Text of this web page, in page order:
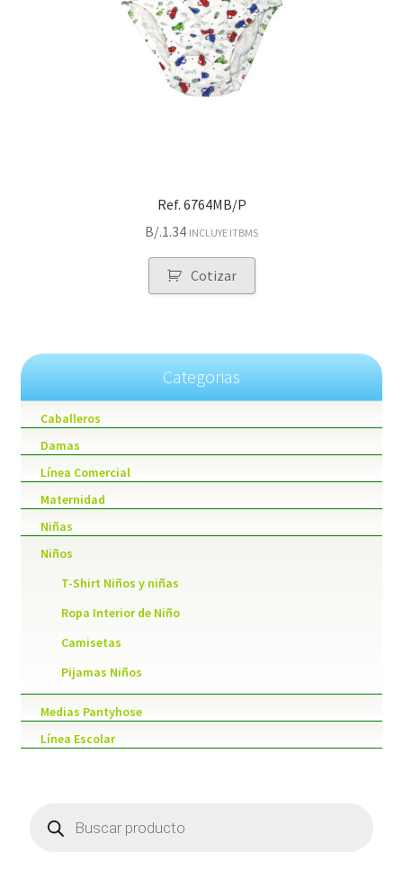
Ref. 6764MB/P
B/.1.34 INCLUYE ITBMS
Cotizar
Categorias
Caballeros
Damas
Línea Comercial
Maternidad
Niñas
Niños
T-Shirt Niños y niñas
Ropa Interior de Niño
Camisetas
Pijamas Niños
Medias Pantyhose
Línea Escolar
search